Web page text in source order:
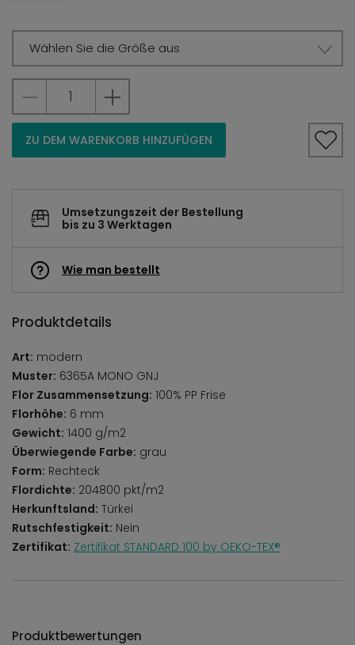
Wählen Sie die Größe aus
ZU DEM WARENKORB HINZUFÜGEN
Umsetzungszeit der Bestellung
bis zu 3 Werktagen
Wie man bestellt
Produktdetails
Art: modern
Muster: 6365A MONO GNJ
Flor Zusammensetzung: 100% PP Frise
Florhöhe: 6 mm
Gewicht: 1400 g/m2
Überwiegende Farbe: grau
Form: Rechteck
Flordichte: 204800 pkt/m2
Herkunftsland: Türkei
Rutschfestigkeit: Nein
Zertifikat: Zertifikat STANDARD 100 by OEKO-TEX®
Produktbewertungen